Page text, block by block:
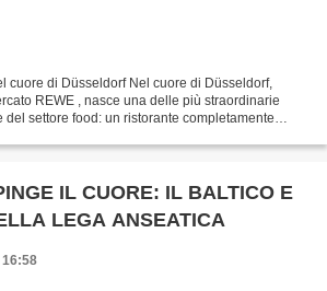
cuore di Düsseldorf Nel cuore di Düsseldorf,
REWE , nasce una delle più straordinarie
settore food: un ristorante completamente
IL CUORE: IL BALTICO E
LEGA ANSEATICA
16:58